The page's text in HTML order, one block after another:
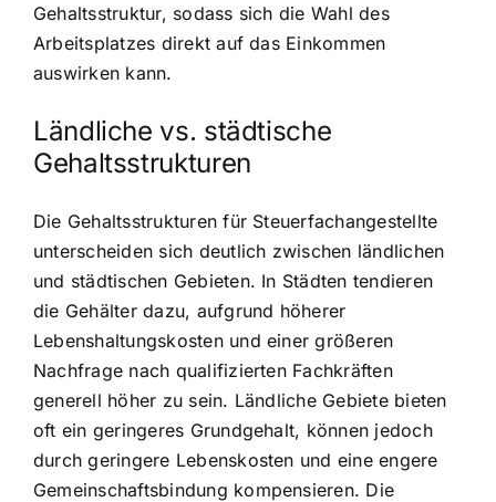
Gehaltsstruktur, sodass sich die Wahl des
Arbeitsplatzes direkt auf das Einkommen
auswirken kann.
Ländliche vs. städtische
Gehaltsstrukturen
Die Gehaltsstrukturen für Steuerfachangestellte
unterscheiden sich deutlich zwischen ländlichen
und städtischen Gebieten. In Städten tendieren
die Gehälter dazu, aufgrund höherer
Lebenshaltungskosten und einer größeren
Nachfrage nach qualifizierten Fachkräften
generell höher zu sein. Ländliche Gebiete bieten
oft ein geringeres Grundgehalt, können jedoch
durch geringere Lebenskosten und eine engere
Gemeinschaftsbindung kompensieren. Die